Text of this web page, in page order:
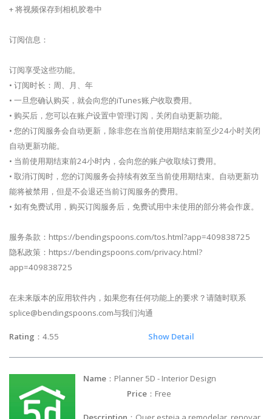
+ 将视频保存到相机胶卷中
订阅信息：
订阅享受这些功能。
• 订阅时长：周、月、年
• 一旦您确认购买，就会向您的iTunes账户收取费用。
• 购买后，您可以在账户设置中管理订阅，关闭自动更新功能。
• 您的订阅服务会自动更新，除非您在当前使用期结束前至少24小时关闭
自动更新功能。
• 当前使用期结束前24小时内，会向您的账户收取续订费用。
• 取消订阅时，您的订阅服务会持续有效至当前使用期结束。自动更新功
能将被禁用，但是不会退还当前订阅服务的费用。
• 如有免费试用，购买订阅服务后，免费试用中未使用的部分将会作废。
服务条款：https://bendingspoons.com/tos.html?app=409838725
隐私政策：https://bendingspoons.com/privacy.html?
app=409838725
在未来版本的应用软件内，如果您有任何功能上的要求？请随时联系
splice@bendingspoons.com与我们沟通
Rating ：4.55 Show Detail
Name ：Planner 5D - Interior Design
Price ：Free